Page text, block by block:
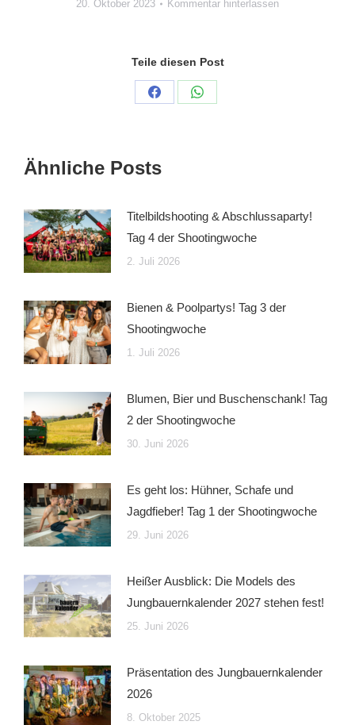
20. Oktober 2023 Kommentar hinterlassen
Teile diesen Post
Auf
Auf
Ähnliche Posts
Titelbildshooting & Abschlussaparty!
Tag 4 der Shootingwoche
2. Juli 2026
Bienen & Poolpartys! Tag 3 der
Shootingwoche
1. Juli 2026
Blumen, Bier und Buschenschank! Tag
2 der Shootingwoche
30. Juni 2026
Es geht los: Hühner, Schafe und
Jagdfieber! Tag 1 der Shootingwoche
29. Juni 2026
Heißer Ausblick: Die Models des
Jungbauernkalender 2027 stehen fest!
25. Juni 2026
Präsentation des Jungbauernkalender
2026
8. Oktober 2025